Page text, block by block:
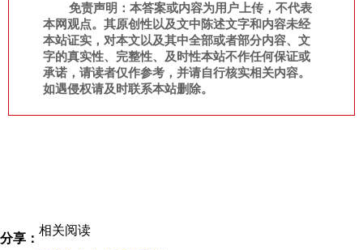
免责声明：本答案或内容为用户上传，不代表
本网观点。其原创性以及文中陈述文字和内容未经
本站证实，对本文以及其中全部或者部分内容、文
字的真实性、完整性、及时性本站不作任何保证或
承诺，请读者仅作参考，并请自行核实相关内容。
如遇侵权请及时联系本站删除。
分享：
相关阅读